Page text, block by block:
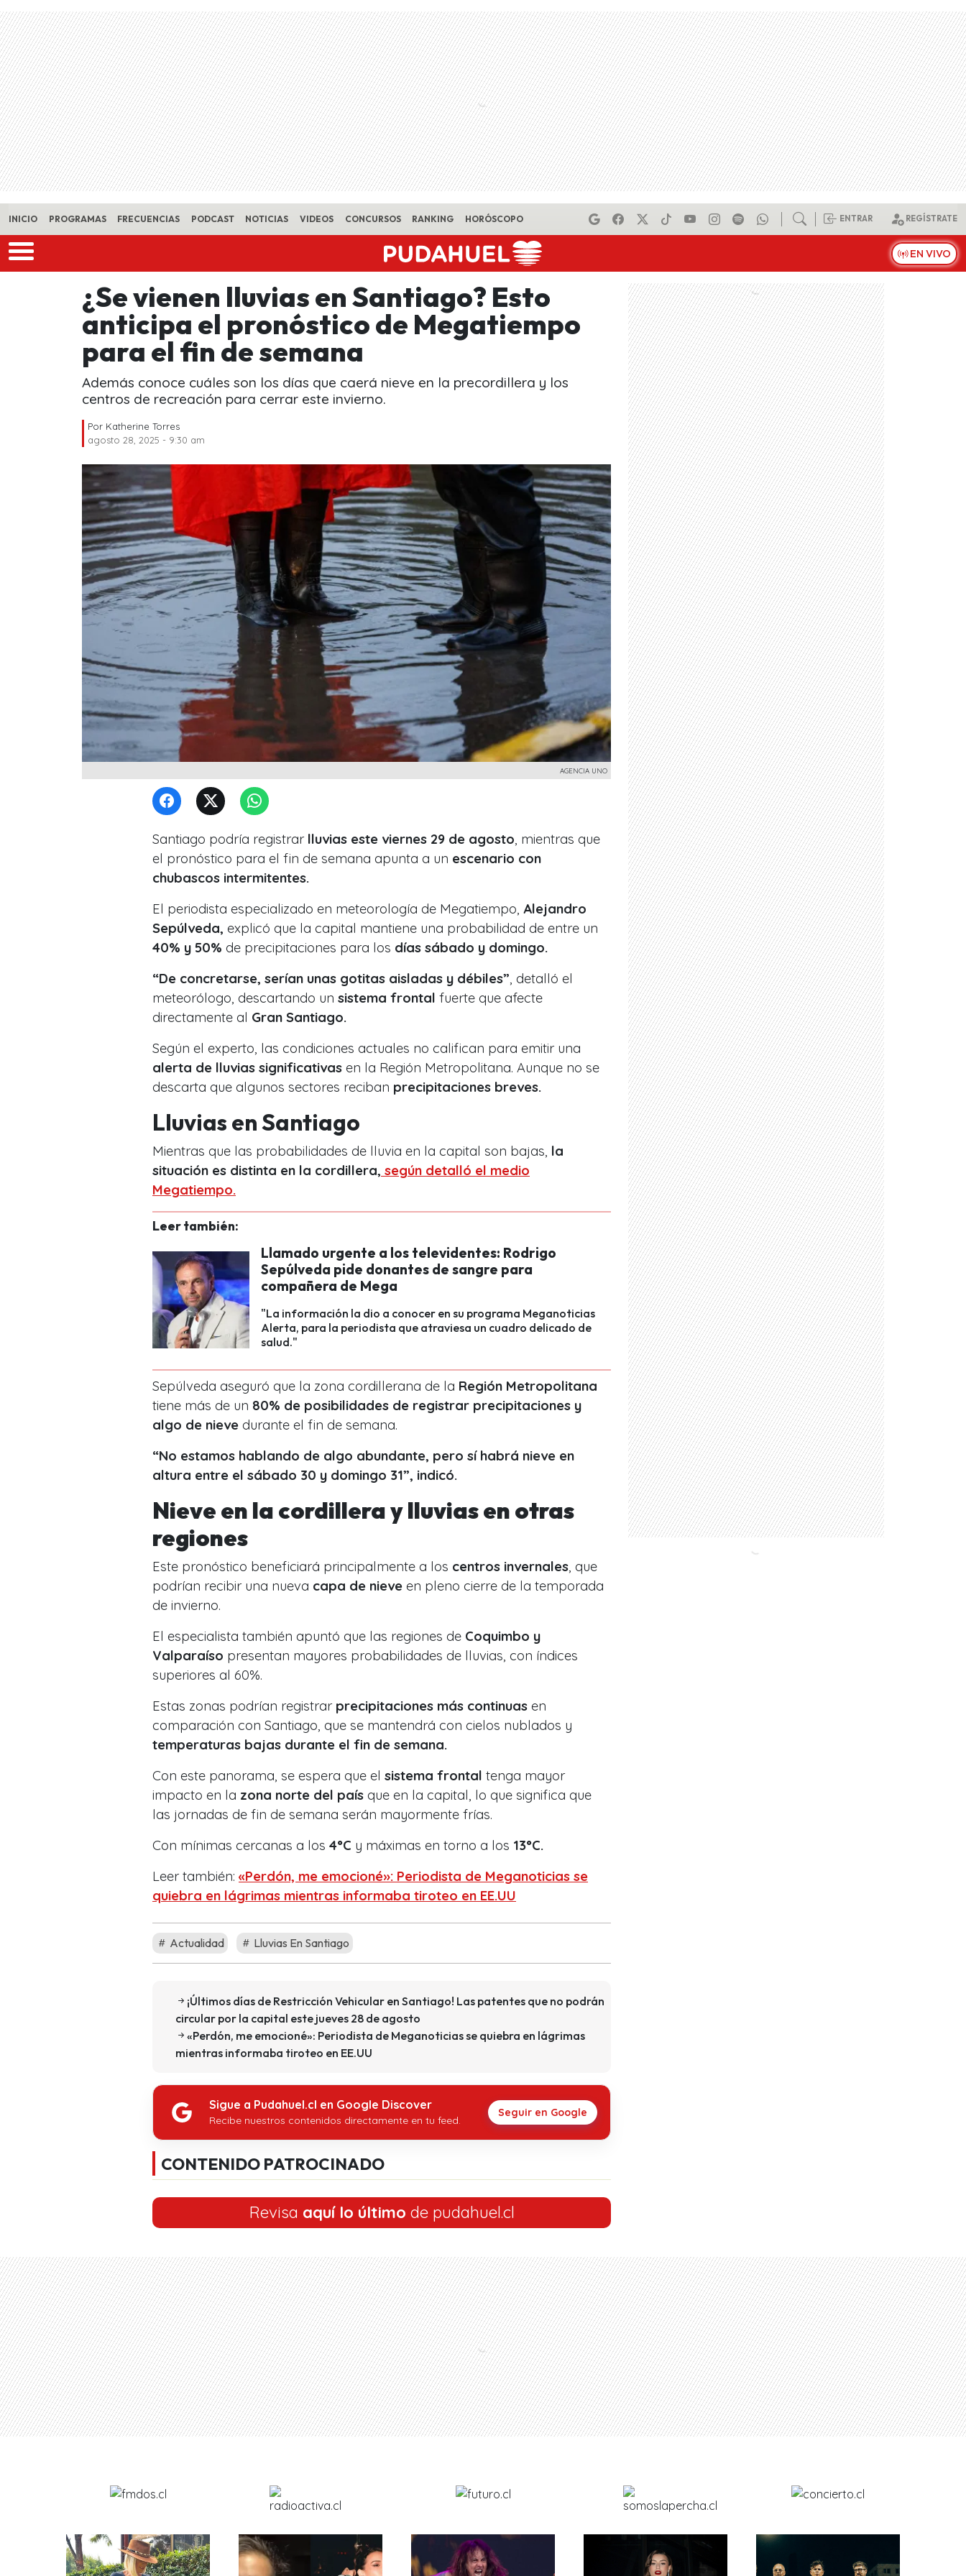
Skip to main content
INICIO PROGRAMAS FRECUENCIAS PODCAST NOTICIAS VIDEOS CONCURSOS RANKING HORÓSCOPO ENTRAR REGÍSTRATE
EN VIVO
¿Se vienen lluvias en Santiago? Esto
anticipa el pronóstico de Megatiempo
para el fin de semana
Además conoce cuáles son los días que caerá nieve en la precordillera y los
centros de recreación para cerrar este invierno.
Por Katherine Torres
agosto 28, 2025 - 9:30 am
AGENCIA UNO
Santiago podría registrar lluvias este viernes 29 de agosto , mientras que
el pronóstico para el fin de semana apunta a un escenario con
chubascos intermitentes.
El periodista especializado en meteorología de Megatiempo, Alejandro
Sepúlveda, explicó que la capital mantiene una probabilidad de entre un
40% y 50% de precipitaciones para los días sábado y domingo.
“De concretarse, serían unas gotitas aisladas y débiles” , detalló el
meteorólogo, descartando un sistema frontal fuerte que afecte
directamente al Gran Santiago.
Según el experto, las condiciones actuales no califican para emitir una
alerta de lluvias significativas en la Región Metropolitana. Aunque no se
descarta que algunos sectores reciban precipitaciones breves.
Lluvias en Santiago
Mientras que las probabilidades de lluvia en la capital son bajas, la
situación es distinta en la cordillera, según detalló el medio
Megatiempo.
Leer también:
Llamado urgente a los televidentes: Rodrigo
Sepúlveda pide donantes de sangre para
compañera de Mega
"La información la dio a conocer en su programa Meganoticias
Alerta, para la periodista que atraviesa un cuadro delicado de
salud."
Sepúlveda aseguró que la zona cordillerana de la Región Metropolitana
tiene más de un 80% de posibilidades de registrar precipitaciones y
algo de nieve durante el fin de semana.
“No estamos hablando de algo abundante, pero sí habrá nieve en
altura entre el sábado 30 y domingo 31”, indicó.
Nieve en la cordillera y lluvias en otras
regiones
Este pronóstico beneficiará principalmente a los centros invernales , que
podrían recibir una nueva capa de nieve en pleno cierre de la temporada
de invierno.
El especialista también apuntó que las regiones de Coquimbo y
Valparaíso presentan mayores probabilidades de lluvias, con índices
superiores al 60%.
Estas zonas podrían registrar precipitaciones más continuas en
comparación con Santiago, que se mantendrá con cielos nublados y
temperaturas bajas durante el fin de semana.
Con este panorama, se espera que el sistema frontal tenga mayor
impacto en la zona norte del país que en la capital, lo que significa que
las jornadas de fin de semana serán mayormente frías.
Con mínimas cercanas a los 4°C y máximas en torno a los 13°C.
Leer también: «Perdón, me emocioné»: Periodista de Meganoticias se
quiebra en lágrimas mientras informaba tiroteo en EE.UU
Actualidad Lluvias En Santiago
¡Últimos días de Restricción Vehicular en Santiago! Las patentes que no podrán
circular por la capital este jueves 28 de agosto
«Perdón, me emocioné»: Periodista de Meganoticias se quiebra en lágrimas
mientras informaba tiroteo en EE.UU
Sigue a Pudahuel.cl en Google Discover
Recibe nuestros contenidos directamente en tu feed.
Seguir en Google
CONTENIDO PATROCINADO
Revisa aquí lo último de pudahuel.cl